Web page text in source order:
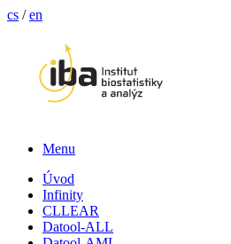
cs /en
Menu
Úvod
Infinity
CLLEAR
Datool-ALL